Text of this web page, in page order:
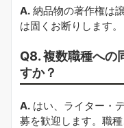
A. 納品物の著作権は
は固くお断りします。
Q8. 複数職種への
すか？
A. はい、ライター・
募を歓迎します。職